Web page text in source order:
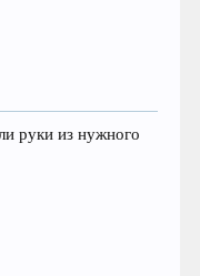
руки из нужного